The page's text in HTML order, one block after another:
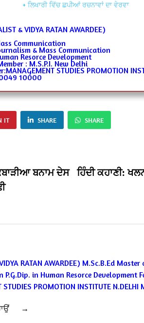
+ ਲਿਖਾਰੀ ਵਿੱਚ ਛਪੀਆਂ ਰਚਨਾਵਾਂ ਦਾ ਵੇਰਵਾ
& VIDYA RATAN AWARDEE)
Communication
& Mass Communication
Resorce Development
: M.S.P.I. New Delhi
STUDIES PROMOTION
10000
IT SHARE SHARE
ਬਨਾਮ ਦੇਸ
ਹਿੰਦੀ ਕਹਾਣੀ:
RATAN AWARDEE) M.Sc.B.Ed Master
P.G.Dip. in Human Resorce Development
PROMOTION INSTITUTE N.DELHI
→